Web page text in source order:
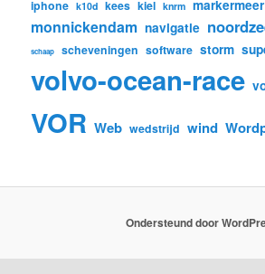
iphone k10d kees kiel knrm markermeer
monnickendam navigatie
schaap scheveningen software storm
volvo-ocean-race
VOR Web wedstrijd wind
Ondersteund door